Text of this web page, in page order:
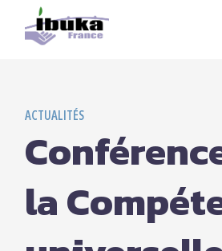
ACTUALITÉS
la